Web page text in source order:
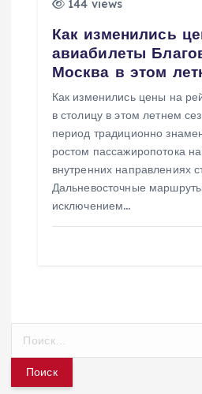
144 views
Как изменились
авиабилеты
Москва в этом
Как изменились цены на
в столицу в этом летнем
период традиционно
ростом пассажиропотока
внутренних направлениях
Дальневосточные
исключением…
т